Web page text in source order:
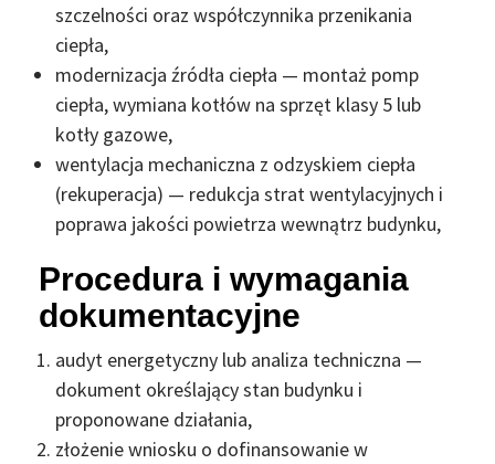
szczelności oraz współczynnika przenikania
ciepła,
modernizacja źródła ciepła — montaż pomp
ciepła, wymiana kotłów na sprzęt klasy 5 lub
kotły gazowe,
wentylacja mechaniczna z odzyskiem ciepła
(rekuperacja) — redukcja strat wentylacyjnych i
poprawa jakości powietrza wewnątrz budynku,
Procedura i wymagania
dokumentacyjne
audyt energetyczny lub analiza techniczna —
dokument określający stan budynku i
proponowane działania,
złożenie wniosku o dofinansowanie w